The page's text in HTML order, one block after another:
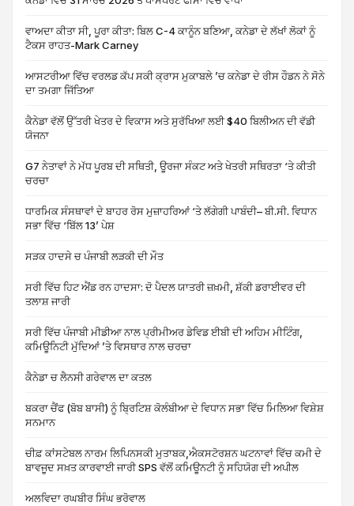
ਵਾਅਦਾ ਕੀਤਾ ਸੀ, ਪੂਰਾ ਕੀਤਾ: ਬਿਲ C-4 ਕਾਨੂੰਨ ਬਣਿਆ, ਕਨੇਡਾ ਦੇ ਲੱਖਾਂ ਲੋਕਾਂ ਨੂੰ
ਟੈਕਸ ਰਾਹਤ-Mark Carney
ਆਸਟਰੀਆ ਵਿੱਚ ਵਰਲਡ ਕੱਪ ਸਕੀ ਕ੍ਰਾਸ ਮੁਕਾਬਲੇ ’ਚ ਕਨੇਡਾ ਦੇ ਰੀਸ ਹੌਡਨ ਨੇ ਸੋਨੇ
ਦਾ ਤਮਗਾ ਜਿੱਤਿਆ
ਕੈਨੇਡਾ ਵੱਲੋਂ ਉੱਤਰੀ ਖੇਤਰ ਦੇ ਵਿਕਾਸ ਅਤੇ ਸੁਰੱਖਿਆ ਲਈ $40 ਬਿਲੀਅਨ ਦੀ ਵੱਡੀ
ਯੋਜਨਾ
G7 ਨੇਤਾਵਾਂ ਨੇ ਮੱਧ ਪੂਰਬ ਦੀ ਸਥਿਤੀ, ਊਰਜਾ ਸੰਕਟ ਅਤੇ ਖੇਤਰੀ ਸਥਿਰਤਾ ‘ਤੇ ਕੀਤੀ
ਚਰਚਾ
ਧਾਰਮਿਕ ਸੰਸਥਾਵਾਂ ਦੇ ਬਾਹਰ ਰੋਸ ਮੁਜ਼ਾਹਰਿਆਂ ‘ਤੇ ਲੱਗੇਗੀ ਪਾਬੰਦੀ– ਬੀ.ਸੀ. ਵਿਧਾਨ
ਸਭਾ ਵਿੱਚ ‘ਬਿੱਲ 13’ ਪੇਸ਼
ਸੜਕ ਹਾਦਸੇ ਚ ਪੰਜਾਬੀ ਲੜਕੀ ਦੀ ਮੌਤ
ਸਰੀ ਵਿੱਚ ਹਿਟ ਐਂਡ ਰਨ ਹਾਦਸਾ: ਦੋ ਪੈਦਲ ਯਾਤਰੀ ਜ਼ਖ਼ਮੀ, ਸ਼ੱਕੀ ਡਰਾਈਵਰ ਦੀ
ਤਲਾਸ਼ ਜਾਰੀ
ਸਰੀ ਵਿੱਚ ਪੰਜਾਬੀ ਮੀਡੀਆ ਨਾਲ ਪ੍ਰੀਮੀਅਰ ਡੇਵਿਡ ਈਬੀ ਦੀ ਅਹਿਮ ਮੀਟਿੰਗ,
ਕਮਿਊਨਿਟੀ ਮੁੱਦਿਆਂ ’ਤੇ ਵਿਸਥਾਰ ਨਾਲ ਚਰਚਾ
ਕੈਨੇਡਾ ਚ ਲੈਨਸੀ ਗਰੇਵਾਲ ਦਾ ਕਤਲ
ਬਕਰਾ ਚੈਂਫ (ਬੋਬ ਬਾਸੀ) ਨੂੰ ਬ੍ਰਿਟਿਸ਼ ਕੋਲੰਬੀਆ ਦੇ ਵਿਧਾਨ ਸਭਾ ਵਿੱਚ ਮਿਲਿਆ ਵਿਸ਼ੇਸ਼
ਸਨਮਾਨ
ਚੀਫ਼ ਕਾਂਸਟੇਬਲ ਨਾਰਮ ਲਿਪਿਨਸਕੀ ਮੁਤਾਬਕ,ਐਕਸਟੋਰਸ਼ਨ ਘਟਨਾਵਾਂ ਵਿੱਚ ਕਮੀ ਦੇ
ਬਾਵਜੂਦ ਸਖ਼ਤ ਕਾਰਵਾਈ ਜਾਰੀ SPS ਵੱਲੋਂ ਕਮਿਊਨਟੀ ਨੂੰ ਸਹਿਯੋਗ ਦੀ ਅਪੀਲ
ਅਲਵਿਦਾ ਰਘਬੀਰ ਸਿੰਘ ਭਰੋਵਾਲ